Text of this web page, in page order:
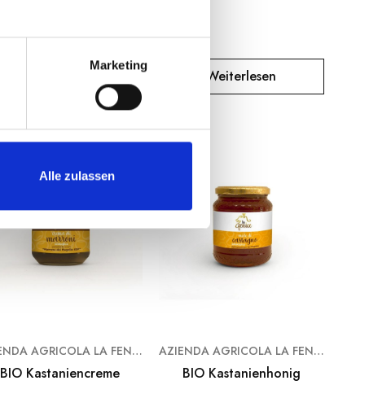
Marketing
Alle zulassen
Weiterlesen Weiterlesen
AZIENDA AGRICOLA LA FENICE
BIO Kastaniencreme
AZIENDA AGRICOLA LA FENICE
BIO Kastanienhonig